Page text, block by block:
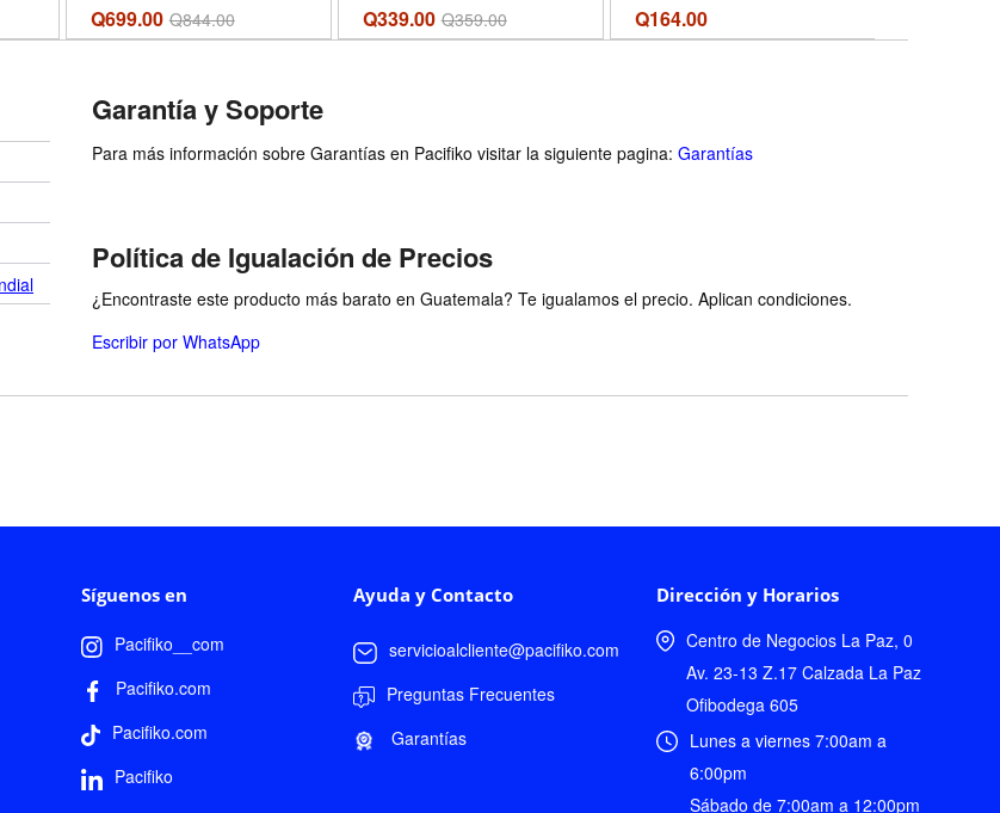
(Boxed Collection) (Spanish
Edition) - Formato Mass
Q699.00 Q844.00 Q339.00 Q359.00 Q164.00
Garantía y Soporte
Para más información sobre Garantías en Pacifiko visitar la siguiente pagina: Garantías
Política de Igualación de Precios
¿Encontraste este producto más barato en Guatemala? Te igualamos el precio. Aplican condiciones.
Escribir por WhatsApp
Síguenos en
Pacifiko__com
Pacifiko.com
Pacifiko.com
Pacifiko
Ayuda y Contacto
servicioalcliente@pacifiko.com
Preguntas Frecuentes
Garantías
Dirección y Horarios
Centro de Negocios La Paz, 0
Av. 23-13 Z.17 Calzada La Paz
Ofibodega 605
Lunes a viernes 7:00am a
6:00pm
Sábado de 7:00am a 12:00pm